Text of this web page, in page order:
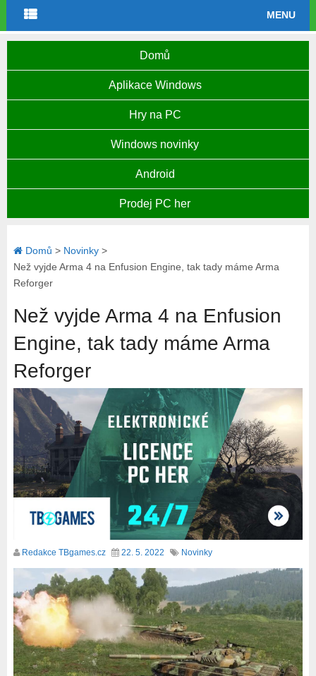
MENU
Domů
Aplikace Windows
Hry na PC
Windows novinky
Android
Prodej PC her
Domů > Novinky>
Než vyjde Arma 4 na Enfusion Engine, tak tady máme Arma
Reforger
Než vyjde Arma 4 na Enfusion
Engine, tak tady máme Arma
Reforger
Redakce TBgames.cz 22. 5. 2022 Novinky